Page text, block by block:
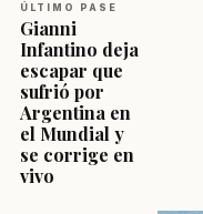
ÚLTIMO PASE
Gianni
Infantino deja
escapar que
sufrió por
Argentina en
el Mundial y
se corrige en
vivo